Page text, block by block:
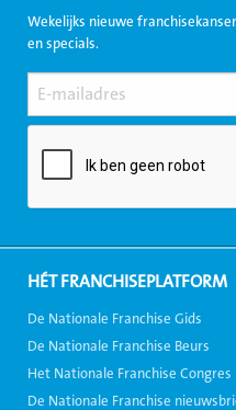
Wekelijks nieuwe
en specials.
HÉT FRANCHISEPLATFORM
De Nationale Franchise Gids
De Nationale Franchise Beurs
Het Nationale Franchise Congres
De Nationale Franchise